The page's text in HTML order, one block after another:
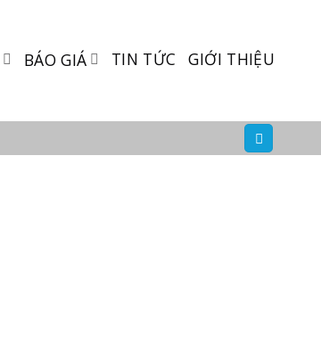
BÁO GIÁ TIN TỨC GIỚI THIỆU